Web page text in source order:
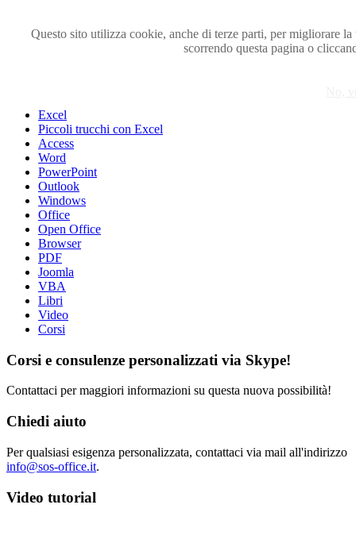
Questo sito utilizza cookie, anche di terze parti, per migliorare
scorrendo questa pagina o
Excel
Piccoli trucchi con Excel
Access
Word
PowerPoint
Outlook
Windows
Office
Open Office
Browser
PDF
Joomla
VBA
Libri
Video
Corsi
Corsi e consulenze personalizzati via Skype!
Contattaci per maggiori informazioni su questa nuova possibilità!
Chiedi aiuto
Per qualsiasi esigenza personalizzata, contattaci via mail all'indirizzo
info@sos-office.it.
Video tutorial